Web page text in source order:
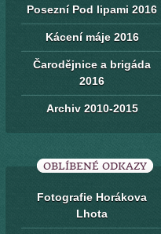
Posezní Pod lipami 2016
Kácení máje 2016
Čarodějnice a brigáda
2016
Archiv 2010-2015
OBLÍBENÉ ODKAZY
Fotografie Horákova
Lhota